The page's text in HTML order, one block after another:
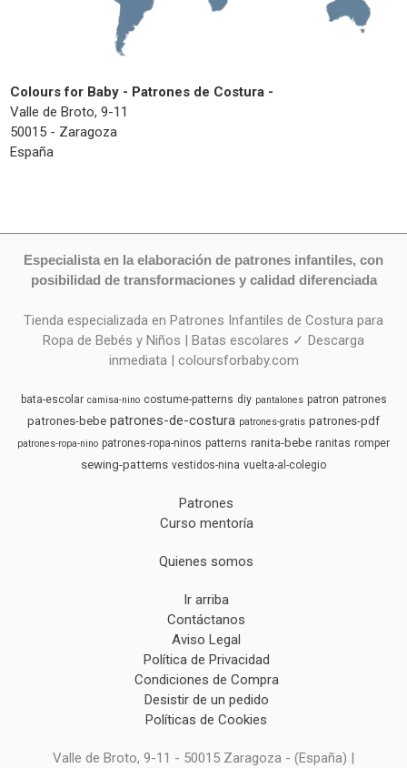
Colours for Baby - Patrones de Costura -
Valle de Broto, 9-11
50015 - Zaragoza
España
Especialista en la elaboración de patrones infantiles, con
posibilidad de transformaciones y calidad diferenciada
Tienda especializada en Patrones Infantiles de Costura para
Ropa de Bebés y Niños | Batas escolares ✓ Descarga
inmediata | coloursforbaby.com
bata-escolar camisa-nino costume-patterns diy pantalones patron patrones
patrones-bebe patrones-de-costura patrones-gratis patrones-pdf
patrones-ropa-nino patrones-ropa-ninos patterns ranita-bebe ranitas romper
sewing-patterns vestidos-nina vuelta-al-colegio
Patrones
Curso mentoría
Quienes somos
Ir arriba
Contáctanos
Aviso Legal
Política de Privacidad
Condiciones de Compra
Desistir de un pedido
Políticas de Cookies
Valle de Broto, 9-11 - 50015 Zaragoza - (España) |